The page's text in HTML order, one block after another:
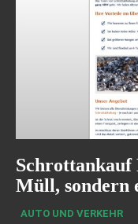
Schrottankauf
Müll, sondern
AUTO UND VERKEHR